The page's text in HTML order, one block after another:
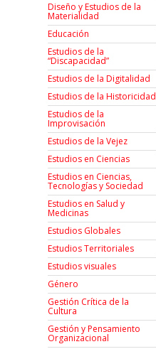
Diseño y Estudios de la
Materialidad
Educación
Estudios de la
“Discapacidad”
Estudios de la Digitalidad
Estudios de la Historicidad
Estudios de la
Improvisación
Estudios de la Vejez
Estudios en Ciencias
Estudios en Ciencias,
Tecnologías y Sociedad
Estudios en Salud y
Medicinas
Estudios Globales
Estudios Territoriales
Estudios visuales
Género
Gestión Crítica de la
Cultura
Gestión y Pensamiento
Organizacional